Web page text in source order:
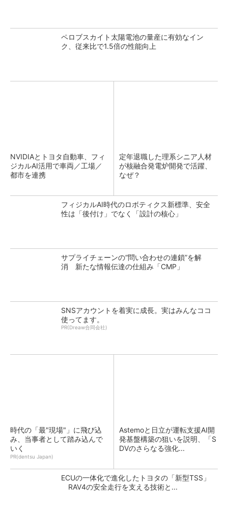
ペロブスカイト太陽電池の量産に有効なイン
ク、従来比で1.5倍の性能向上
NVIDIAとトヨタ自動車、フィ
ジカルAI活用で車両／工場／
都市を連携
定年退職した理系シニア人材
が核融合発電炉開発で活躍、
なぜ？
フィジカルAI時代のロボティクス新標準、安全
性は「後付け」でなく「設計の核心」
サプライチェーンの“問い合わせの連鎖”を解
消 新たな情報伝達の仕組み「CMP」
SNSアカウントを着実に成長。実はみんなココ
使ってます。
PR(Dreaw合同会社)
時代の「最"現場"」に飛び込
み、当事者として踏み込んで
いく
PR(dentsu Japan)
Astemoと日立が運転支援AI開
発基盤構築の狙いを説明、「S
DVのさらなる強化...
ECUの一体化で進化したトヨタの「新型TSS」
RAV4の安全走行を支える技術と...